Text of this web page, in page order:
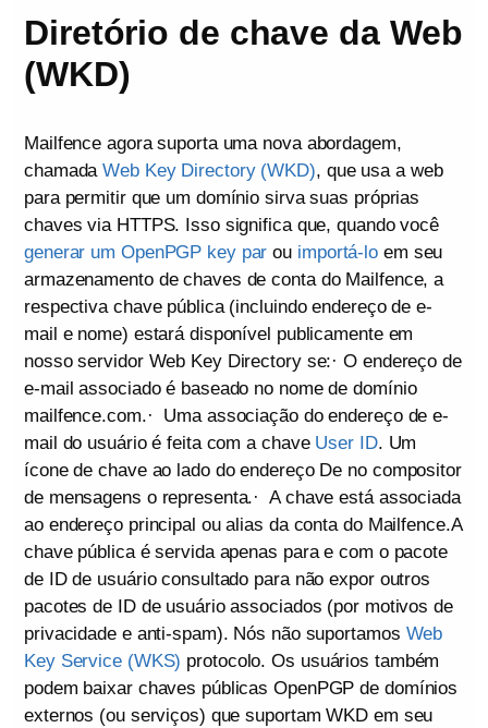
Diretório de chave da Web
(WKD)
Mailfence agora suporta uma nova abordagem,
chamadaWeb Key Directory (WKD), que usa a web
para permitir que um domínio sirva suas próprias
chaves via HTTPS. Isso significa que, quando você
generar um OpenPGP key par ou importá-lo em seu
armazenamento de chaves de conta do Mailfence, a
respectiva chave pública (incluindo endereço de e-
mail e nome) estará disponível publicamente em
nosso servidor Web Key Directory se:· O endereço de
e-mail associado é baseado no nome de domínio
mailfence.com.· Uma associação do endereço de e-
mail do usuário é feita com a chave User ID. Um
ícone de chave ao lado do endereço De no compositor
de mensagens o representa.· A chave está associada
ao endereço principal ou alias da conta do Mailfence.A
chave pública é servida apenas para e com o pacote
de ID de usuário consultado para não expor outros
pacotes de ID de usuário associados (por motivos de
privacidade e anti-spam). Nós não suportamos Web
Key Service (WKS) protocolo. Os usuários também
podem baixar chaves públicas OpenPGP de domínios
externos (ou serviços) que suportam WKD em seu